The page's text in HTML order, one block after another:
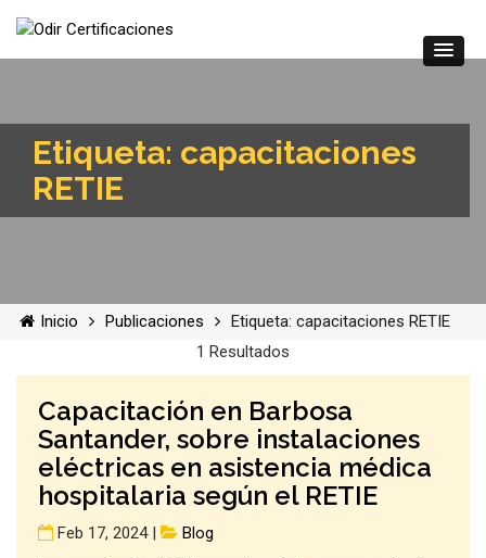
Etiqueta: capacitaciones
RETIE
Inicio Publicaciones
Etiqueta: capacitaciones RETIE
1 Resultados
Capacitación en Barbosa
Santander, sobre instalaciones
eléctricas en asistencia médica
hospitalaria según el RETIE
Feb 17, 2024 |
Blog